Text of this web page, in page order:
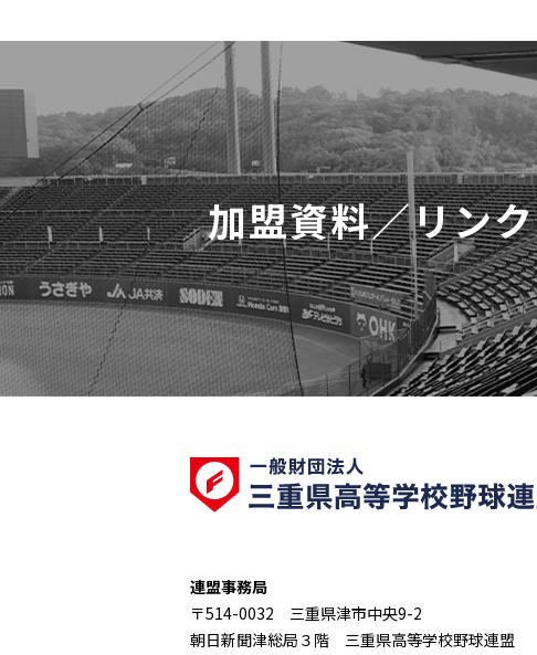
加盟資料／リンク
連盟事務局
〒514-0032 三重県津市中央9-2
朝日新聞津総局３階 三重県高等学校野球連盟